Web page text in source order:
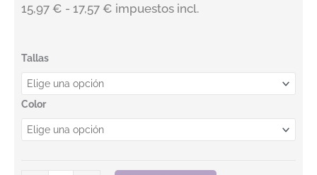
15,97 € - 17,57 € impuestos incl.
Tallas
Color
PANTALON UNISEX GOMA+CORDON EXTERIOR cantidad